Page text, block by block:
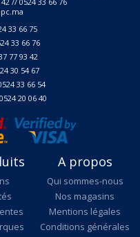
33 66 75
33 66 76
77 93 42
30 54 67
33 66 54
20 06 40
A propos
Qui sommes-nous
Nos magasins
Mentions légales
Conditions générales